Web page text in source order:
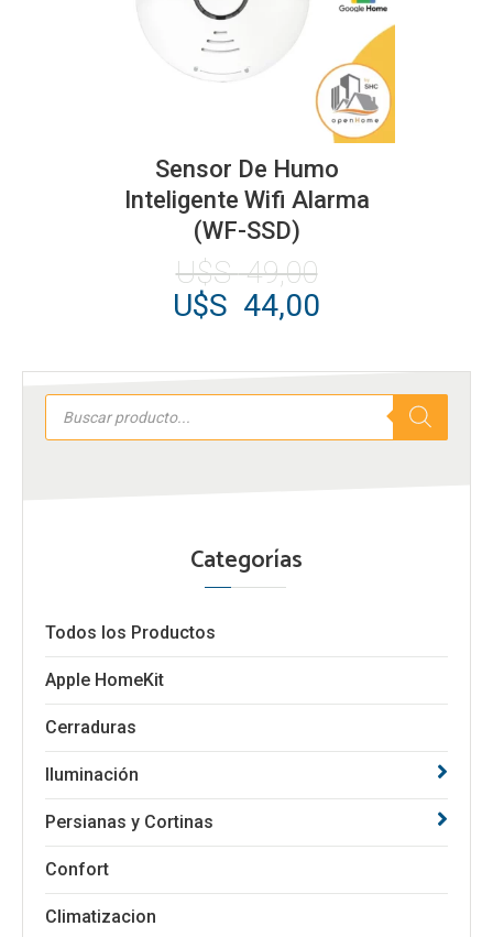
Búsqueda
productos
Categorías
Todos los Productos
Apple HomeKit
Cerraduras
Iluminación
Persianas y Cortinas
Confort
Climatizacion
producto
Sensor De Humo
Inteligente Wifi Alarma
(WF-SSD)
U$S49,00El
precio
era:
U$S
49,00.
U$S 44,00
actual
es: